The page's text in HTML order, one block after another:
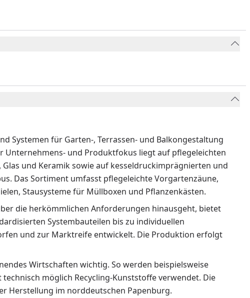
Systemen für Garten-, Terrassen- und Balkongestaltung
und Produktfokus liegt auf pflegeleichten
und Keramik sowie auf kesseldruckimprägnierten und
Das Sortiment umfasst pflegeleichte Vorgartenzäune,
Stausysteme für Müllboxen und Pflanzenkästen.
die herkömmlichen Anforderungen hinausgeht, bietet
Systembauteilen bis zu individuellen
und zur Marktreife entwickelt. Die Produktion erfolgt
Wirtschaften wichtig. So werden beispielsweise
möglich Recycling-Kunststoffe verwendet. Die
Herstellung im norddeutschen Papenburg.